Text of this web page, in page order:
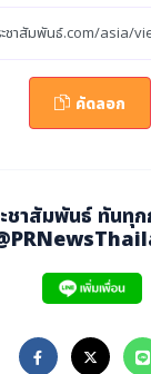
นมา
คัดลอก
ชาสัมพันธ์ ทันทุ